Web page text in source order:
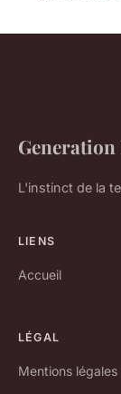
Generation
L'instinct de la
LIENS
Accueil
LÉGAL
Mentions légales